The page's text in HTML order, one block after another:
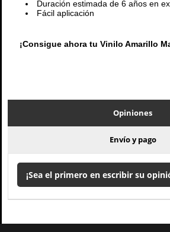
Duración estimada de 6 años en
Fácil aplicación
¡Consigue ahora tu Vinilo Amarillo
Opiniones
Envío y pago
¡Sea el primero en escribir su